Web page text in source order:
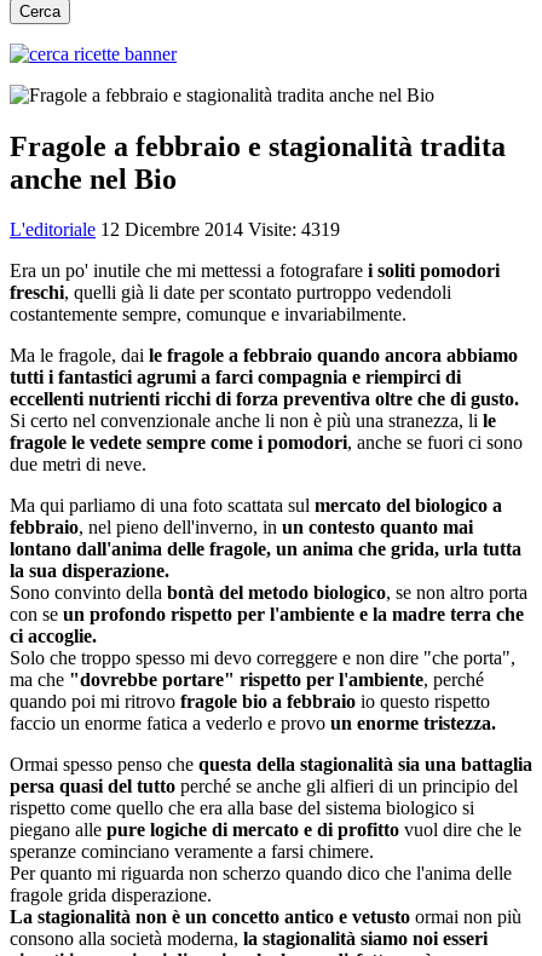
Cerca
Fragole a febbraio e stagionalità tradita
anche nel Bio
L'editoriale 12 Dicembre 2014 Visite: 4319
Era un po' inutile che mi mettessi a fotografare i soliti pomodori
freschi, quelli già li date per scontato purtroppo vedendoli
costantemente sempre, comunque e invariabilmente.
Ma le fragole, dai le fragole a febbraio quando ancora abbiamo
tutti i fantastici agrumi a farci compagnia e riempirci di
eccellenti nutrienti ricchi di forza preventiva oltre che di gusto.
Si certo nel convenzionale anche li non è più una stranezza, li le
fragole le vedete sempre come i pomodori, anche se fuori ci sono
due metri di neve.
Ma qui parliamo di una foto scattata sul mercato del biologico a
febbraio, nel pieno dell'inverno, in un contesto quanto mai
lontano dall'anima delle fragole, un anima che grida, urla tutta
la sua disperazione.
Sono convinto della bontà del metodo biologico, se non altro porta
con se un profondo rispetto per l'ambiente e la madre terra che
ci accoglie.
Solo che troppo spesso mi devo correggere e non dire "che porta",
ma che "dovrebbe portare" rispetto per l'ambiente, perché
quando poi mi ritrovo fragole bio a febbraio io questo rispetto
faccio un enorme fatica a vederlo e provo un enorme tristezza.
Ormai spesso penso che questa della stagionalità sia una battaglia
persa quasi del tutto perché se anche gli alfieri di un principio del
rispetto come quello che era alla base del sistema biologico si
piegano alle pure logiche di mercato e di profitto vuol dire che le
speranze cominciano veramente a farsi chimere.
Per quanto mi riguarda non scherzo quando dico che l'anima delle
fragole grida disperazione.
La stagionalità non è un concetto antico e vetusto ormai non più
consono alla società moderna, la stagionalità siamo noi esseri